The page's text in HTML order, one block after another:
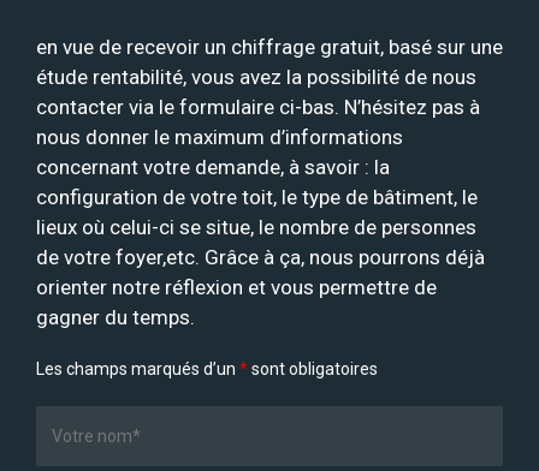
en vue de recevoir un chiffrage gratuit, basé sur une
étude rentabilité, vous avez la possibilité de nous
contacter via le formulaire ci-bas. N’hésitez pas à
nous donner le maximum d’informations
concernant votre demande, à savoir : la
configuration de votre toit, le type de bâtiment, le
lieux où celui-ci se situe, le nombre de personnes
de votre foyer,etc. Grâce à ça, nous pourrons déjà
orienter notre réflexion et vous permettre de
gagner du temps.
Les champs marqués d’un *sont obligatoires